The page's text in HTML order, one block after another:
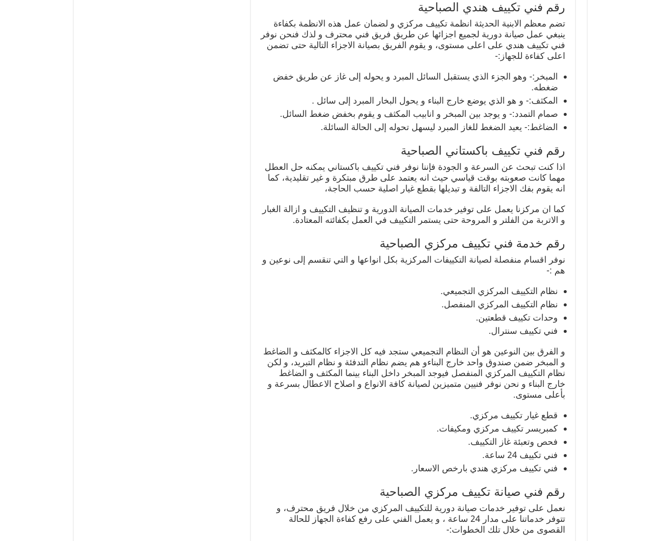
رقم فني تكييف هندي الصباحية
تضم معظم الابنية الحديثة انظمة تكييف مركزي و لضمان عمل هذه الانظمة بكفاءة
ينبغي عمل صيانة دورية لجميع اجزائها عن طريق فريق فني محترف و لذك فنحن نوفر
فني تكييف هندي على اعلى مستوى، و يقوم الفريق بصيانة الاجزاء التالية حتى تضمن
اعلى كفاءة للجهاز:-
المبخر:- وهو الجزء الذي يستقبل السائل المبرد و يحوله إلى غاز عن طريق خفض
ضغطه.
المكثف:- و هو الذي يوضع خارج البناء و يحول البخار المبرد إلى سائل .
صمام التمدد:- و يوجد بين المبخر و انابيب المكثف و يقوم بخفض ضغط السائل.
الضاغط:- يعيد الضغط للغاز المبرد ليسهل تحوله إلى الحالة السائلة.
رقم فني تكييف باكستاني الصباحية
اذا كنت تبحث عن السرعة و الجودة فإننا نوفر فني تكييف باكستاني يمكنه حل العطل
مهما كانت صعوبته بوقت قياسي حيث انه يعتمد على طرق مبتكرة و غير تقليدية، كما
انه يقوم بفك الاجزاء التالفة و تبديلها بقطع غيار اصلية حسب الحاجة،
كما ان مركزنا يعمل على توفير خدمات الصيانة الدورية و تنظيف التكييف و ازالة الغبار
و الاتربة من الفلتر و المروحة حتى يستمر التكييف في العمل بكفائته المعتادة.
رقم خدمة فني تكييف مركزي الصباحية
نوفر اقسام منفصلة لصيانة التكييفات المركزية بكل انواعها و التي تنقسم إلى نوعين و
هم :-
نظام التكييف المركزي التجميعي.
نظام التكييف المركزي المنفصل.
وحدات تكييف قطعتين.
فني تكييف سنترال.
و الفرق بين النوعين هو أن النظام التجميعي ستجد فيه كل الاجزاء كالمكثف و الضاغط
و المبخر ضمن صندوق واحد خارج البناءو هم يضم نظام التدفئة و نظام التبريد، و لكن
نظام التكييف المركزي المنفصل فيوجد المبخر داخل البناء بينما المكثف و الضاغط
خارج البناء و نحن نوفر فنيين متميزين لصيانة كافة الانواع و اصلاح الاعطال بسرعة و
بأعلى مستوى.
قطع غيار تكييف مركزي.
كمبريسر تكييف مركزي ومكيفات.
فحص وتعبئة غاز التكييف.
فني تكييف 24 ساعة.
فني تكييف مركزي هندي بارخص الاسعار.
رقم فني صيانة تكييف مركزي الصباحية
نعمل على توفير خدمات صيانة دورية للتكييف المركزي من خلال فريق محترف، و
تتوفر خدماتنا على مدار 24 ساعة ، و يعمل الفني على رفع كفاءة الجهاز للحالة
القصوى من خلال تلك الخطوات:-